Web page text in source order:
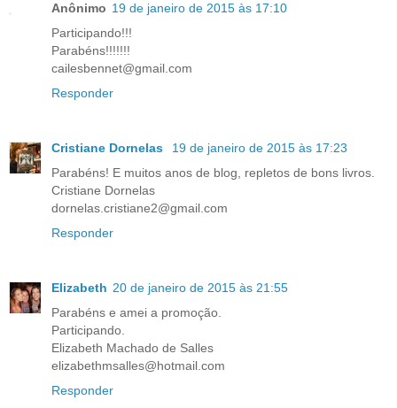
Anônimo 19 de janeiro de 2015 às 17:10
Participando!!!
Parabéns!!!!!!!
cailesbennet@gmail.com
Responder
Cristiane Dornelas
19 de janeiro de 2015 às 17:23
Parabéns! E muitos anos de blog, repletos de bons livros.
Cristiane Dornelas
dornelas.cristiane2@gmail.com
Responder
Elizabeth 20 de janeiro de 2015 às 21:55
Parabéns e amei a promoção.
Participando.
Elizabeth Machado de Salles
elizabethmsalles@hotmail.com
Responder